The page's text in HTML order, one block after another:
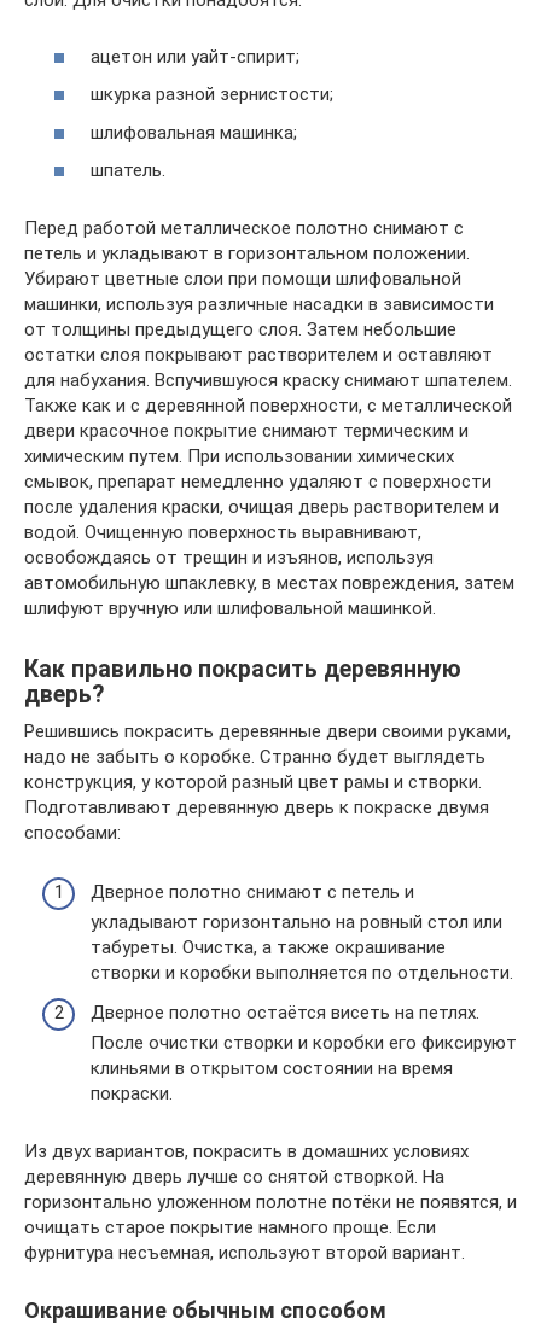
ацетон или уайт-спирит;
шкурка разной зернистости;
шлифовальная машинка;
шпатель.
Перед работой металлическое полотно снимают с
петель и укладывают в горизонтальном положении.
Убирают цветные слои при помощи шлифовальной
машинки, используя различные насадки в зависимости
от толщины предыдущего слоя. Затем небольшие
остатки слоя покрывают растворителем и оставляют
для набухания. Вспучившуюся краску снимают шпателем.
Также как и с деревянной поверхности, с металлической
двери красочное покрытие снимают термическим и
химическим путем. При использовании химических
смывок, препарат немедленно удаляют с поверхности
после удаления краски, очищая дверь растворителем и
водой. Очищенную поверхность выравнивают,
освобождаясь от трещин и изъянов, используя
автомобильную шпаклевку, в местах повреждения, затем
шлифуют вручную или шлифовальной машинкой.
Как правильно покрасить деревянную
дверь?
Решившись покрасить деревянные двери своими руками,
надо не забыть о коробке. Странно будет выглядеть
конструкция, у которой разный цвет рамы и створки.
Подготавливают деревянную дверь к покраске двумя
способами:
Дверное полотно снимают с петель и
укладывают горизонтально на ровный стол или
табуреты. Очистка, а также окрашивание
створки и коробки выполняется по отдельности.
Дверное полотно остаётся висеть на петлях.
После очистки створки и коробки его фиксируют
клиньями в открытом состоянии на время
покраски.
Из двух вариантов, покрасить в домашних условиях
деревянную дверь лучше со снятой створкой. На
горизонтально уложенном полотне потёки не появятся, и
очищать старое покрытие намного проще. Если
фурнитура несъемная, используют второй вариант.
Окрашивание обычным способом